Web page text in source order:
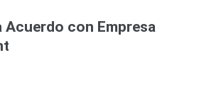
Acuerdo con Empresa